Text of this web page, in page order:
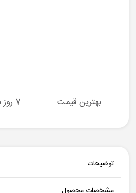
بهترین قیمت 7 روز بازگشت کالا
توضیحات
مشخصات محصول